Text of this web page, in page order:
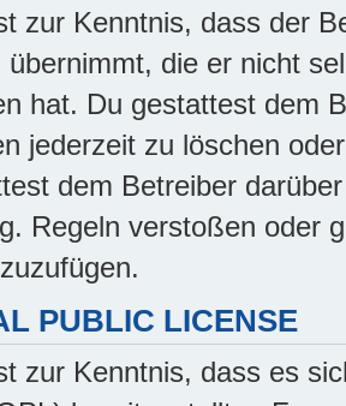
zur Kenntnis, dass der
übernimmt, die er nicht
hat. Du gestattest dem
jederzeit zu löschen
dem Betreiber
Regeln verstoßen oder
PUBLIC LICENSE
zur Kenntnis, dass es